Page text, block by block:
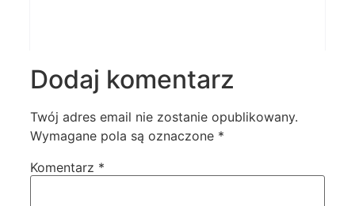
Dodaj komentarz
Twój adres email nie zostanie opublikowany.
Wymagane pola są oznaczone *
Komentarz *